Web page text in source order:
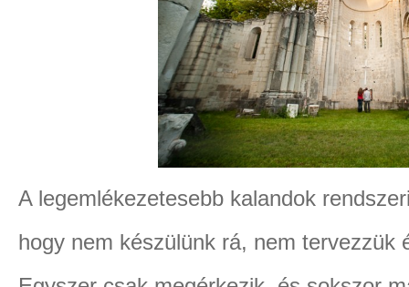
A legemlékezetesebb kalandok
hogy nem készülünk rá, nem tervezzük